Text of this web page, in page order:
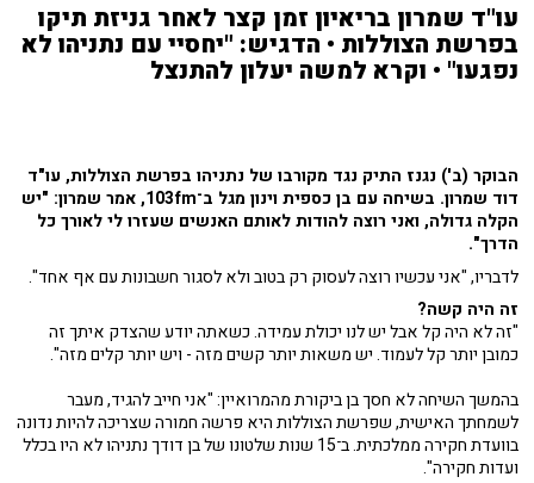
עו"ד שמרון בריאיון זמן קצר לאחר גניזת תיקו
בפרשת הצוללות • הדגיש: "יחסיי עם נתניהו לא
נפגעו" • וקרא למשה יעלון להתנצל
הבוקר (ב') נגנז התיק נגד מקורבו של נתניהו בפרשת הצוללות, עו"ד
דוד שמרון. בשיחה עם בן כספית וינון מגל ב־103fm, אמר שמרון: "יש
הקלה גדולה, ואני רוצה להודות לאותם האנשים שעזרו לי לאורך כל
הדרך".
לדבריו, "אני עכשיו רוצה לעסוק רק בטוב ולא לסגור חשבונות עם אף אחד".
זה היה קשה?
"זה לא היה קל אבל יש לנו יכולת עמידה. כשאתה יודע שהצדק איתך זה
כמובן יותר קל לעמוד. יש משאות יותר קשים מזה - ויש יותר קלים מזה".
בהמשך השיחה לא חסך בן ביקורת מהמרואיין: "אני חייב להגיד, מעבר
לשמחתך האישית, שפרשת הצוללות היא פרשה חמורה שצריכה להיות נדונה
בוועדת חקירה ממלכתית. ב־15 שנות שלטונו של בן דודך נתניהו לא היו בכלל
ועדות חקירה".